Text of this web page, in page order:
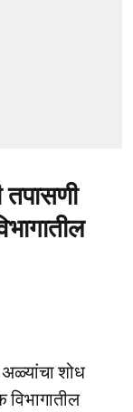
अळ्यांचा शोध